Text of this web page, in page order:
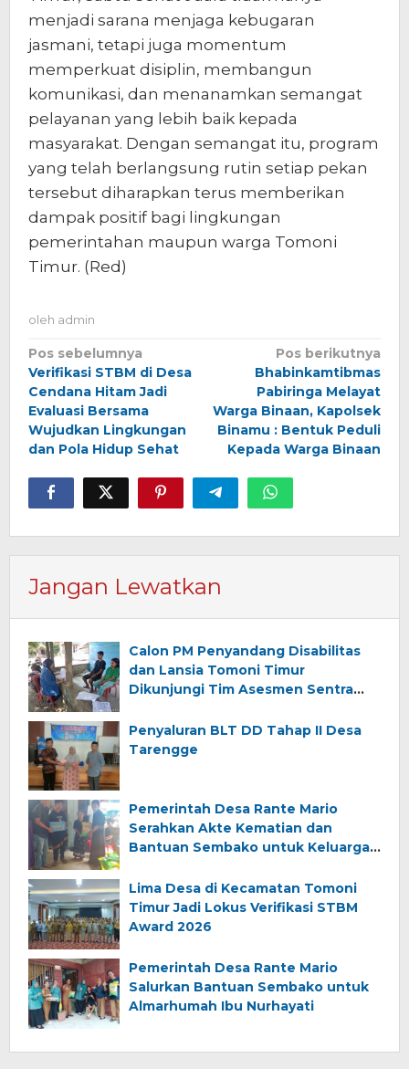
menjadi sarana menjaga kebugaran
jasmani, tetapi juga momentum
memperkuat disiplin, membangun
komunikasi, dan menanamkan semangat
pelayanan yang lebih baik kepada
masyarakat. Dengan semangat itu, program
yang telah berlangsung rutin setiap pekan
tersebut diharapkan terus memberikan
dampak positif bagi lingkungan
pemerintahan maupun warga Tomoni
Timur. (Red)
oleh admin
Navigasi
pos
Pos sebelumnya
Verifikasi STBM di Desa
Cendana Hitam Jadi
Evaluasi Bersama
Wujudkan Lingkungan
dan Pola Hidup Sehat
Pos berikutnya
Bhabinkamtibmas
Pabiringa Melayat
Warga Binaan, Kapolsek
Binamu : Bentuk Peduli
Kepada Warga Binaan
Jangan Lewatkan
Calon PM Penyandang Disabilitas
dan Lansia Tomoni Timur
Dikunjungi Tim Asesmen Sentra
Penyaluran BLT DD Tahap II Desa
Tarengge
Pemerintah Desa Rante Mario
Serahkan Akte Kematian dan
Bantuan Sembako untuk Keluarga
Lima Desa di Kecamatan Tomoni
Timur Jadi Lokus Verifikasi STBM
Award 2026
Pemerintah Desa Rante Mario
Salurkan Bantuan Sembako untuk
Almarhumah Ibu Nurhayati